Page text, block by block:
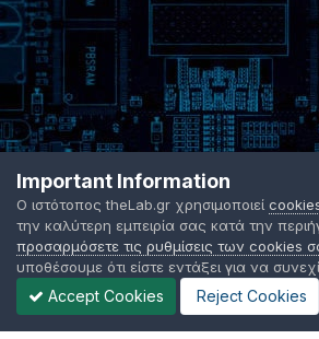
Important Information
Ο ιστότοπος theLab.gr χρησιμοποιεί
την καλύτερη εμπειρία σας κατά την
προσαρμόσετε τις ρυθμίσεις των cookies
υποθέσουμε ότι είστε εντάξει για να
Accept Cookies Reject Cookies